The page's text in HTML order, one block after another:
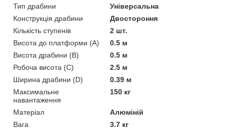
Тип драбини
Універсальна
Конструкція драбини
Двостороння
Кількість ступенів
2 шт.
Висота до платформи (А)
0.5 м
Висота драбини (В)
0.5 м
Робоча висота (С)
2.5 м
Ширина драбини (D)
0.39 м
Максимальне
навантаження
150 кг
Матеріал
Алюміній
Вага
3.7 кг